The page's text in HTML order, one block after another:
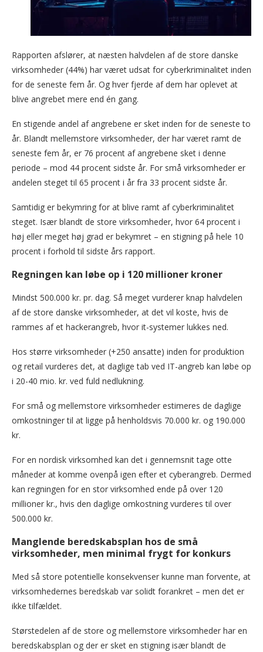
Rapporten afslører, at næsten halvdelen af de store danske
virksomheder (44%) har været udsat for cyberkriminalitet inden
for de seneste fem år. Og hver fjerde af dem har oplevet at
blive angrebet mere end én gang.
En stigende andel af angrebene er sket inden for de seneste to
år. Blandt mellemstore virksomheder, der har været ramt de
seneste fem år, er 76 procent af angrebene sket i denne
periode – mod 44 procent sidste år. For små virksomheder er
andelen steget til 65 procent i år fra 33 procent sidste år.
Samtidig er bekymring for at blive ramt af cyberkriminalitet
steget. Især blandt de store virksomheder, hvor 64 procent i
høj eller meget høj grad er bekymret – en stigning på hele 10
procent i forhold til sidste års rapport.
Regningen kan løbe op i 120 millioner kroner
Mindst 500.000 kr. pr. dag. Så meget vurderer knap halvdelen
af de store danske virksomheder, at det vil koste, hvis de
rammes af et hackerangreb, hvor it-systemer lukkes ned.
Hos større virksomheder (+250 ansatte) inden for produktion
og retail vurderes det, at daglige tab ved IT-angreb kan løbe op
i 20-40 mio. kr. ved fuld nedlukning.
For små og mellemstore virksomheder estimeres de daglige
omkostninger til at ligge på henholdsvis 70.000 kr. og 190.000
kr.
For en nordisk virksomhed kan det i gennemsnit tage otte
måneder at komme ovenpå igen efter et cyberangreb. Dermed
kan regningen for en stor virksomhed ende på over 120
millioner kr., hvis den daglige omkostning vurderes til over
500.000 kr.
Manglende beredskabsplan hos de små
virksomheder, men minimal frygt for konkurs
Med så store potentielle konsekvenser kunne man forvente, at
virksomhedernes beredskab var solidt forankret – men det er
ikke tilfældet.
Størstedelen af de store og mellemstore virksomheder har en
beredskabsplan og der er sket en stigning især blandt de